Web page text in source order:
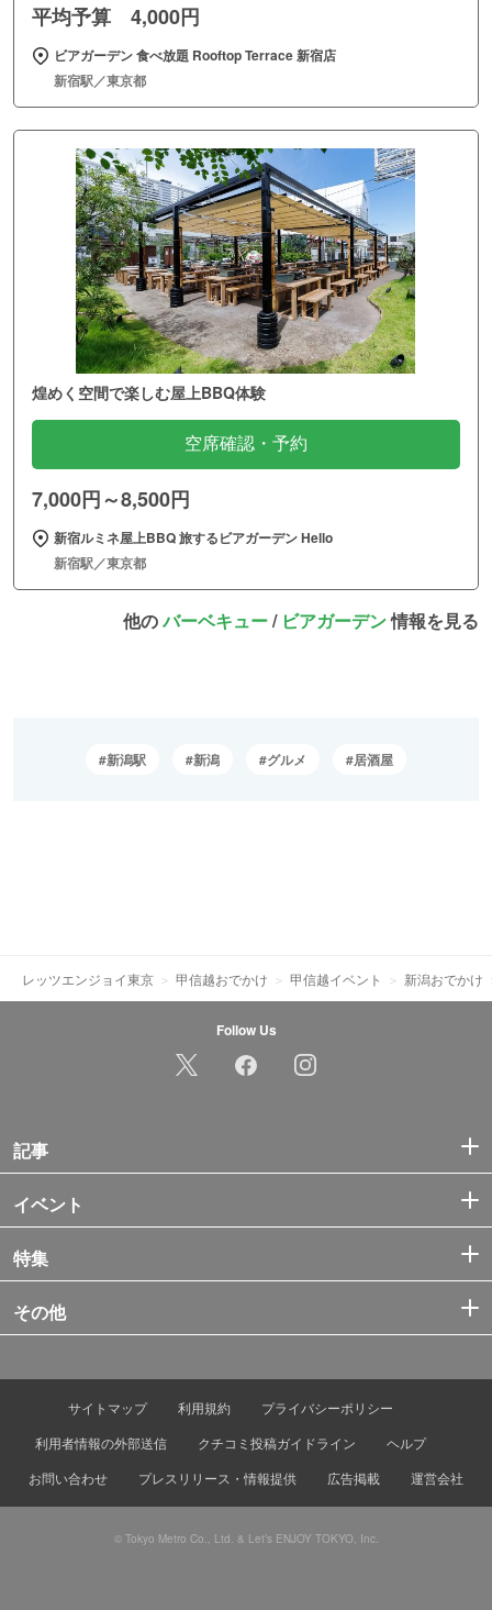
平均予算 4,000円
ビアガーデン 食べ放題 Rooftop Terrace 新宿店
新宿駅／東京都
煌めく空間で楽しむ屋上BBQ体験
空席確認・予約
7,000円～8,500円
新宿ルミネ屋上BBQ 旅するビアガーデン Hello
新宿駅／東京都
他のバーベキュー/ ビアガーデン情報を見る
新潟駅 新潟 グルメ 居酒屋
レッツエンジョイ東京 甲信越おでかけ 甲信越イベント 新潟おでかけ
Follow Us
記事
イベント
特集
その他
サイトマップ 利用規約
プライバシーポリシー
利用者情報の外部送信
クチコミ投稿ガイドライン
ヘルプ
お問い合わせ
プレスリリース・情報提供 広告掲載 運営会社
© Tokyo Metro Co., Ltd. & Let’s ENJOY TOKYO, Inc.